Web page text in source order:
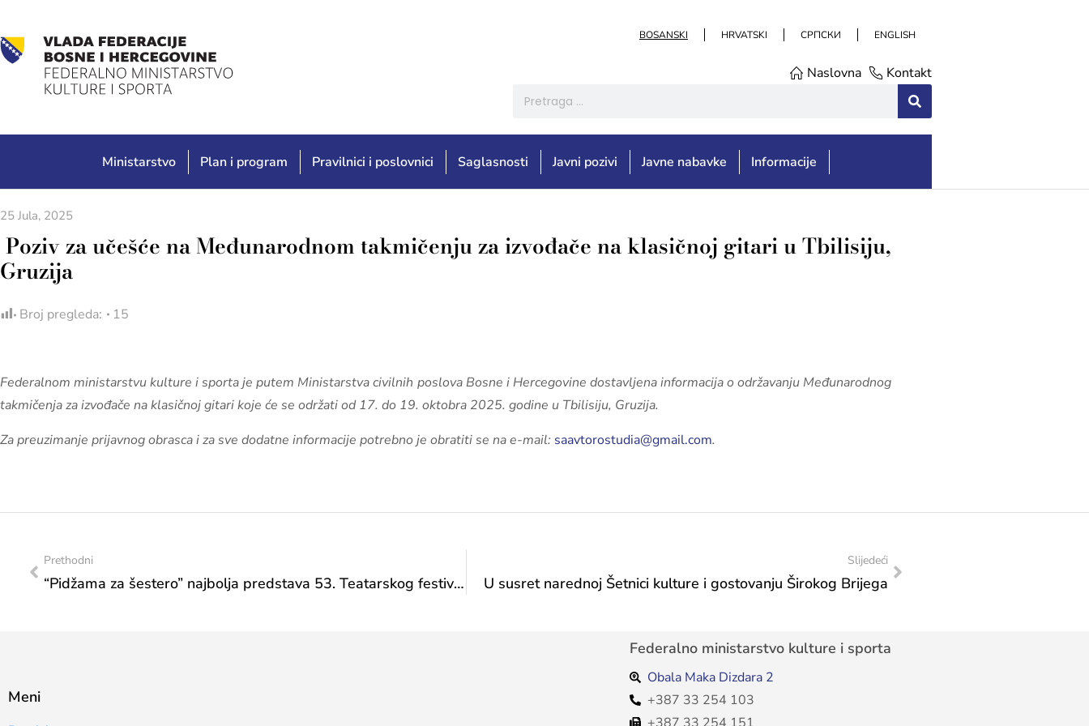
BOSANSKI HRVATSKI СРПСКИ ENGLISH
Naslovna Kontakt
Ministarstvo Plan i program Pravilnici i poslovnici Saglasnosti Javni pozivi Javne nabavke Informacije
25 Jula, 2025
Poziv za učešće na Međunarodnom takmičenju za izvođače na klasičnoj gitari u Tbilisiju,
Gruzija
Broj pregleda: 15
Federalnom ministarstvu kulture i sporta je putem Ministarstva civilnih poslova Bosne i Hercegovine dostavljena informacija o održavanju Međunarodnog
takmičenja za izvođače na klasičnoj gitari koje će se održati od 17. do 19. oktobra 2025. godine u Tbilisiju, Gruzija.
Za preuzimanje prijavnog obrasca i za sve dodatne informacije potrebno je obratiti se na e-mail: saavtorostudia@gmail.com.
Prethodni
“Pidžama za šestero” najbolja predstava 53. Teatarskog festivala BiH FEDRA po izboru publike
Slijedeći
U susret narednoj Šetnici kulture i gostovanju Širokog Brijega
Meni
Federalno ministarstvo kulture i sporta
Obala Maka Dizdara 2
+387 33 254 103